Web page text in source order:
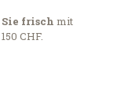
frisch mit
CHF.